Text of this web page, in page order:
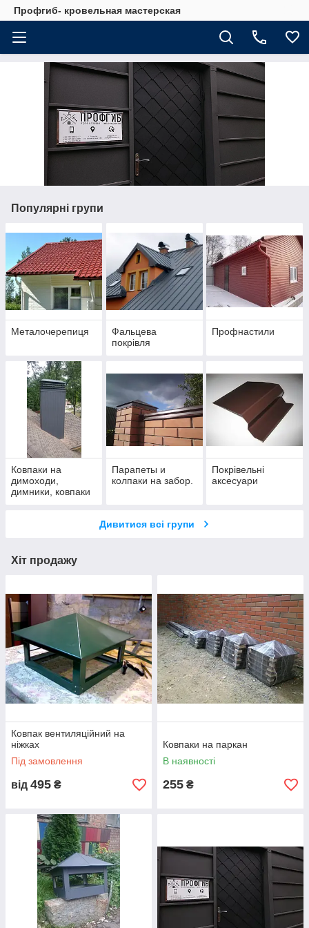
Профгиб- кровельная мастерская
Популярні групи
Металочерепиця
Фальцева
покрівля
Профнастили
Ковпаки на
димоходи,
димники, ковпаки
Парапеты и
колпаки на забор.
Покрівельні
аксесуари
Дивитися всі групи
Хіт продажу
Ковпак вентиляційний на
ніжках
Під замовлення
від 495 ₴
Ковпаки на паркан
В наявності
255 ₴